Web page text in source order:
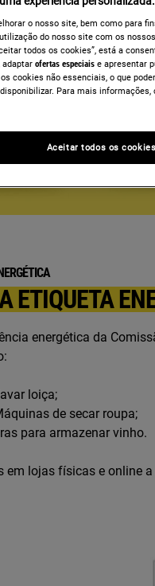
ETIQUETA
energética da
loiça;
de secar roupa;
para armazenar vinho.
lojas físicas e online
o nosso site, bem como para
do nosso site com os
todos os cookies”, está a
adaptar ofertas especiais e apresentar
cookies não essenciais, o que
Para mais informações,
Aceitar todos os cookies